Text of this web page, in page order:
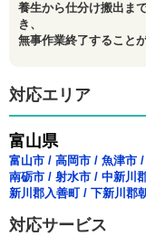
養生から仕分け搬出ま
き、
無事作業終了すること
対応エリア
富山県
富山市 / 高岡市 / 魚津市 /
南砺市 / 射水市 / 中新川
新川郡入善町/ 下新川郡
対応サービス